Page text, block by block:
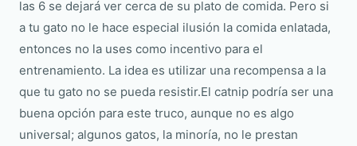
las 6 se dejará ver cerca de su plato de comida. Pero si
a tu gato no le hace especial ilusión la comida enlatada,
entonces no la uses como incentivo para el
entrenamiento. La idea es utilizar una recompensa a la
que tu gato no se pueda resistir.El catnip podría ser una
buena opción para este truco, aunque no es algo
universal; algunos gatos, la minoría, no le prestan